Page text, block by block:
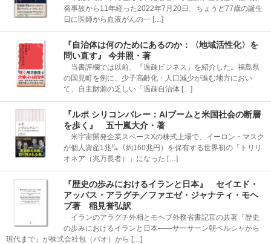
発事故から11年経った2022年7月20日、ちょうど77歳の誕生
日に医師から血液がんの一 […]
『自治体は何のためにあるのか：〈地域活性化〉を
問い直す』 今井照・著
当書評欄では以前、『過疎ビジネス』を紹介した。福島県
の国見町を例に、少子高齢化・人口減少が進む地方におい
て、自主財源の乏しい「過疎自治体 […]
『ルポ シリコンバレー：AIブームと米国社会の断層
を歩く』 五十嵐大介・著
米宇宙開発企業スペースXの株式上場で、イーロン・マスク
が個人資産1兆㌦（約160兆円）を保有する世界初の「トリリ
オネア（兆万長者）」になった […]
『歴史の歩みにおけるイランと日本』 セイエド・
アッバス・アラグチ／ファエゼ・ジャナティ・モヘ
ブ著 稲見誉弘訳
イランのアラグチ外相とモヘブ外務省書記官の共著『歴史
の歩みにおけるイランと日本――サーサーン朝ペルシャから
現代まで』が株式会社包（パオ）から […]